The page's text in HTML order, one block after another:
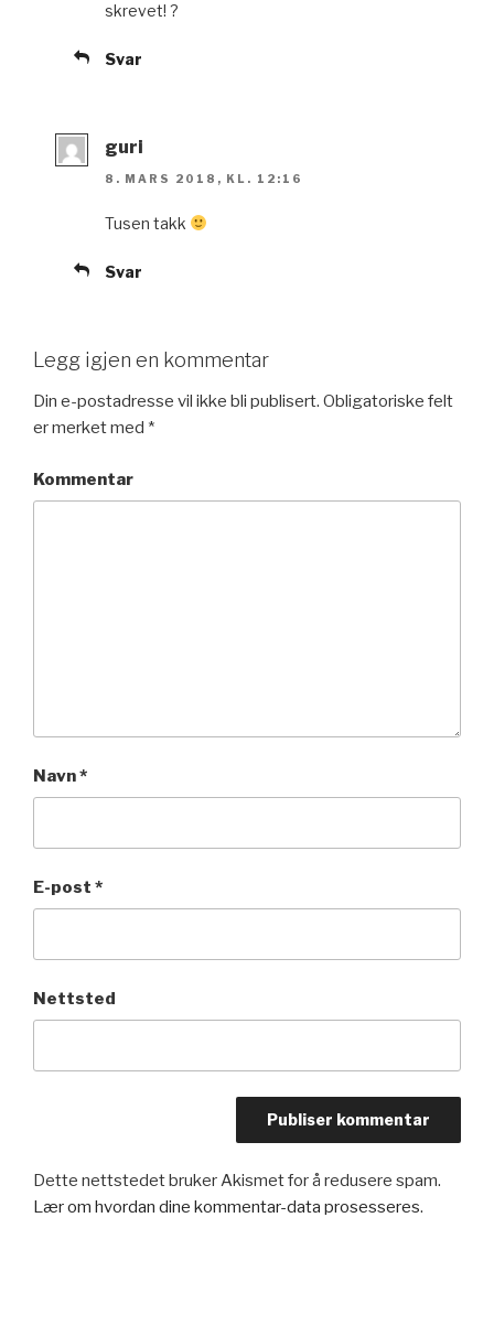
skrevet! ?
Svar
guri
8. MARS 2018, KL. 12:16
Tusen takk
Svar
Legg igjen en kommentar
Din e-postadresse vil ikke bli publisert. Obligatoriske felt
er merket med *
Kommentar
Navn*
E-post *
Nettsted
Dette nettstedet bruker Akismet for å redusere spam.
Lær om hvordan dine kommentar-data prosesseres.